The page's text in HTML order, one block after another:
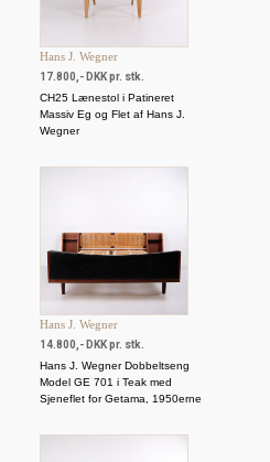
Hans J. Wegner
17.800,- DKK pr. stk.
CH25 Lænestol i Patineret
Massiv Eg og Flet af Hans J.
Wegner
Hans J. Wegner
14.800,- DKK pr. stk.
Hans J. Wegner Dobbeltseng
Model GE 701 i Teak med
Sjeneflet for Getama, 1950erne